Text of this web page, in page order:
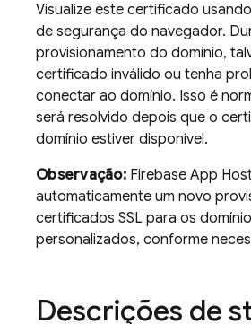
Visualize este certificado
de segurança do navegador.
provisionamento do domínio,
certificado inválido ou tenha
conectar ao domínio. Isso é
será resolvido depois que o
domínio estiver disponível.
Observação: Firebase App
automaticamente um novo
certificados SSL para os
personalizados, conforme
Descrições de